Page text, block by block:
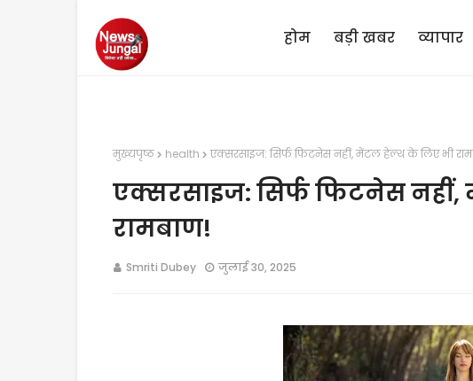
होम बड़ी खबर व्यापार
मुख्यपृष्ठ health एक्सरसाइज: सिर्फ फिटनेस नहीं, मेंटल हेल्थ के लिए भी
एक्सरसाइज: सिर्फ फिटनेस
रामबाण!
Smriti Dubey जुलाई 30, 2025